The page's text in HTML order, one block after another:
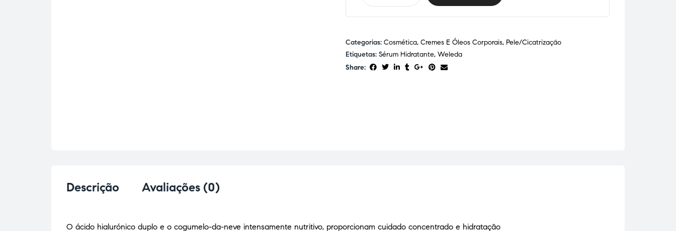
Categorias: Cosmética, Cremes E Óleos Corporais, Pele/Cicatrização
Etiquetas: Sérum Hidratante, Weleda
Share:
Descrição Avaliações (0)
O ácido hialurónico duplo e o cogumelo-da-neve intensamente nutritivo, proporcionam cuidado concentrado e hidratação